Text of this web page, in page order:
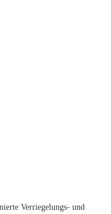
Verriegelungs- und